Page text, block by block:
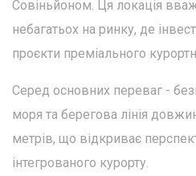
Совіньйоном. Ця локація
небагатьох на ринку, де
проєкти преміального
Серед основних переваг -
моря та берегова лінія
метрів, що відкриває
інтегрованого курорту.